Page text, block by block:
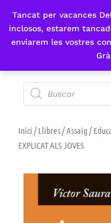
Tancat per vacances
inclosos, estarem
enviarem les vostres
Fes-te'n sòcia
Inici /Llibres/Assaig /
EXPLICAT ALS JOVES